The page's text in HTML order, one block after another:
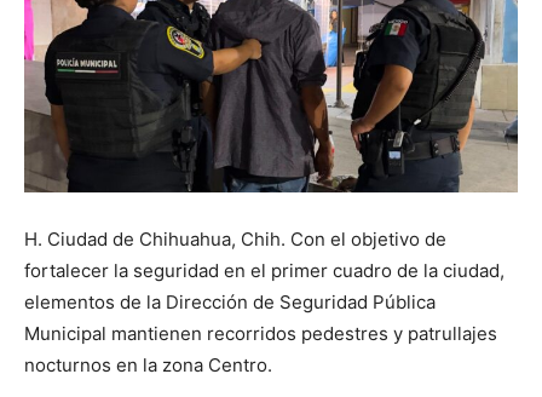
H. Ciudad de Chihuahua, Chih. Con el objetivo de
fortalecer la seguridad en el primer cuadro de la ciudad,
elementos de la Dirección de Seguridad Pública
Municipal mantienen recorridos pedestres y patrullajes
nocturnos en la zona Centro.